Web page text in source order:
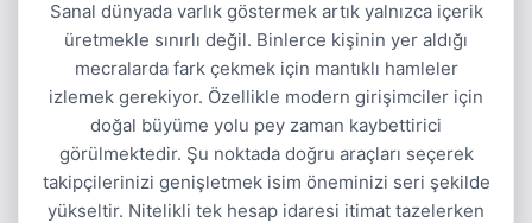
Sanal dünyada varlık göstermek artık yalnızca içerik
üretmekle sınırlı değil. Binlerce kişinin yer aldığı
mecralarda fark çekmek için mantıklı hamleler
izlemek gerekiyor. Özellikle modern girişimciler için
doğal büyüme yolu pey zaman kaybettirici
görülmektedir. Şu noktada doğru araçları seçerek
takipçilerinizi genişletmek isim öneminizi seri şekilde
yükseltir. Nitelikli tek hesap idaresi itimat tazelerken